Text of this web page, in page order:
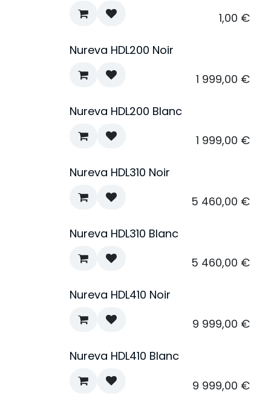
1,00 €
Nureva HDL200 Noir
1 999,00 €
Nureva HDL200 Blanc
1 999,00 €
Nureva HDL310 Noir
5 460,00 €
Nureva HDL310 Blanc
5 460,00 €
Nureva HDL410 Noir
9 999,00 €
Nureva HDL410 Blanc
9 999,00 €